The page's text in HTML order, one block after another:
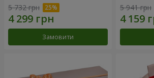
5 732 грн
Замовити
5 941 грн